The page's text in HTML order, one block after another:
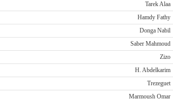
Tarek Alaa
Hamdy Fathy
Donga Nabil
Saber Mahmoud
Zizo
H. Abdelkarim
Trezeguet
Marmoush Omar